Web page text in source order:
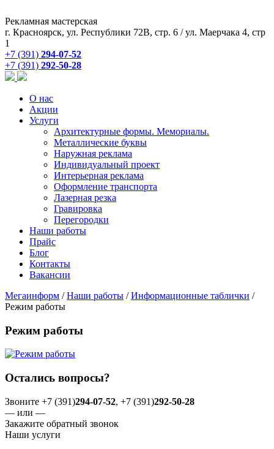
Рекламная мастерская
г. Красноярск, ул. Республики 72В, стр. 6 / ул. Маерчака 4, стр
1
+7 (391) 294-07-52
+7 (391) 292-50-28
О нас
Акции
Услуги
Архитектурные формы. Мемориалы.
Металлические буквы
Наружная реклама
Индивидуальный проект
Интерьерная реклама
Оформление транспорта
Лазерная резка
Гравировка
Перегородки
Наши работы
Прайс
Блог
Контакты
Вакансии
Мегаинформ /Наши работы /Информационные таблички /
Режим работы
Режим работы
Остались вопросы?
Звоните +7 (391)294-07-52, +7 (391)292-50-28
— или —
Закажите обратный звонок
Наши услуги